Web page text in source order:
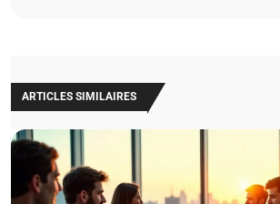
ARTICLES SIMILAIRES